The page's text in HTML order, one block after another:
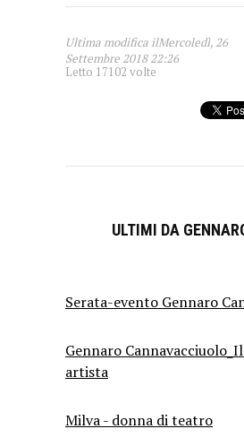
Ultima modifica ilMercoledì, 26
Settembre 2018 22:26
Letto 17102 volte
ULTIMI DA
Serata-evento Gennaro
Gennaro
artista
Milva - donna di teatro